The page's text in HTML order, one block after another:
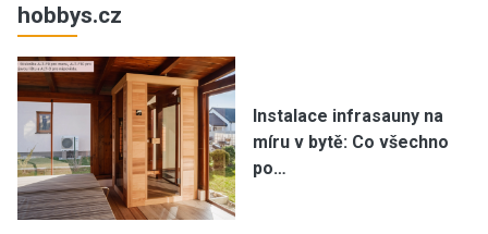
hobbys.cz
Instalace infrasauny na
míru v bytě: Co všechno
po…